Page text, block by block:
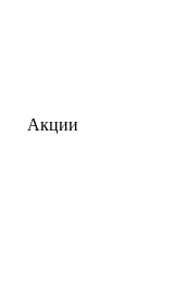
Акции